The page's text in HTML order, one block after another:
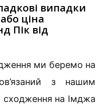
випадки
ціна
Пік від
ми беремо на
з нашим
сходження на Імджа